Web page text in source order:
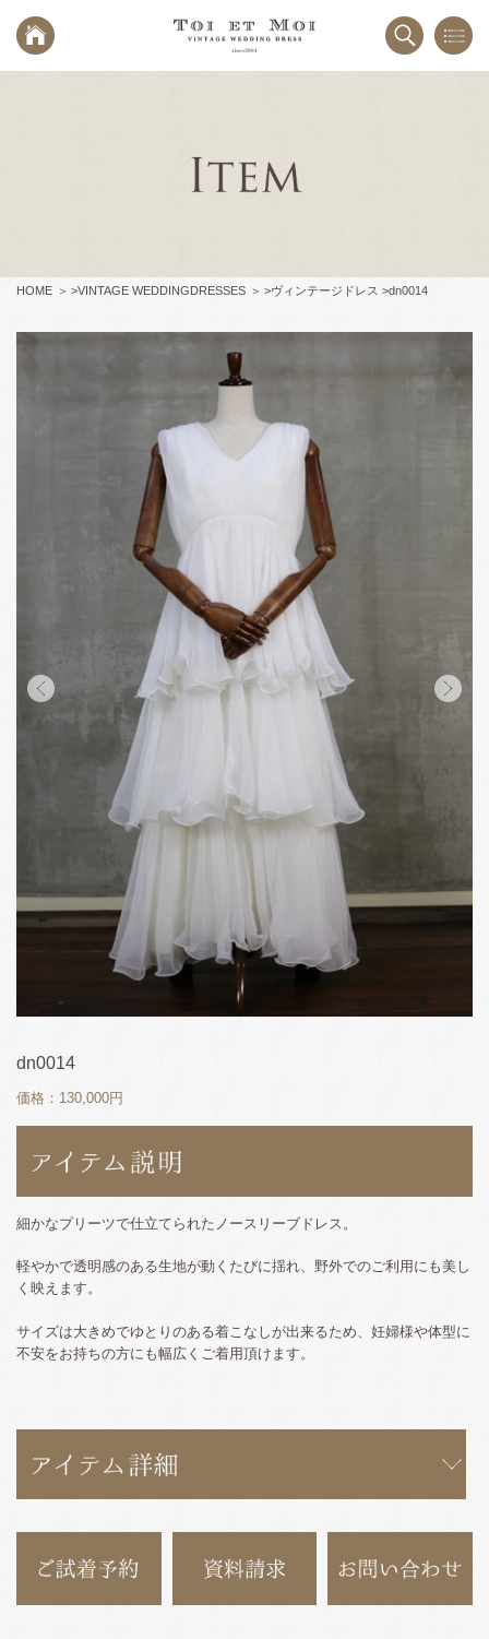
HOME >VINTAGE WEDDINGDRESSES >ヴィンテージドレス >dn0014
dn0014
価格：130,000円
細かなプリーツで仕立てられたノースリーブドレス。
軽やかで透明感のある生地が動くたびに揺れ、野外でのご利用にも美し
く映えます。
サイズは大きめでゆとりのある着こなしが出来るため、妊婦様や体型に
不安をお持ちの方にも幅広くご着用頂けます。